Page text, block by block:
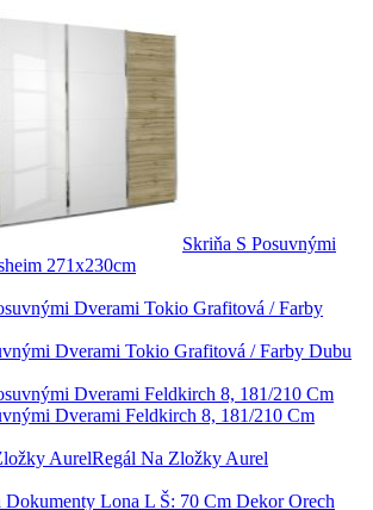
Skriňa S Posuvnými
271x230cm
Dverami Tokio Grafitová / Farby Dubu
Dverami Feldkirch 8, 181/210 Cm
Regál Na Zložky Aurel